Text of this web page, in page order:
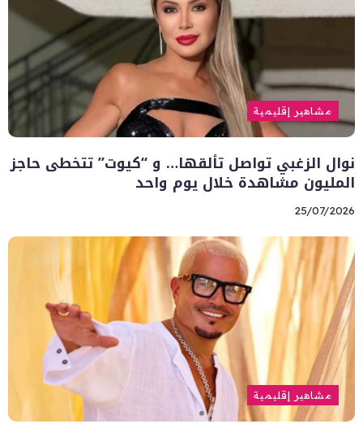
مشاهير إقليمية
نوال الزغبي تواصل تألقها… و “كيوت” تتخطى حاجز
المليون مشاهدة خلال يوم واحد
25/07/2026
مشاهير إقليمية